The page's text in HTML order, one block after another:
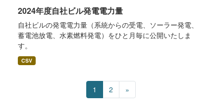
2024年度自社ビル発電電力量
自社ビルの発電電力量（系統からの受電、ソーラー発電、
蓄電池放電、水素燃料発電）をひと月毎に公開いたしま
す。
CSV
1 2 »